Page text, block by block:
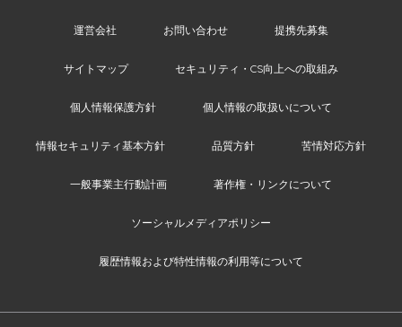
運営会社 お問い合わせ 提携先募集
サイトマップ セキュリティ・CS向上への取組み
個人情報保護方針 個人情報の取扱いについて
情報セキュリティ基本方針 品質方針 苦情対応方針
一般事業主行動計画 著作権・リンクについて
ソーシャルメディアポリシー
履歴情報および特性情報の利用等について